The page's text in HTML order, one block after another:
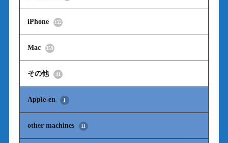
iPhone 152
Mac 359
その他 41
Apple-en 1
other-machines 11